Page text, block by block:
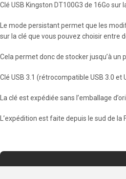
Clé USB Kingston DT100G3 de 16Go
Le mode persistant permet que les
sur la clé que vous pouvez choisir entre
Cela permet donc de stocker jusqu’à un
Clé USB 3.1 (rétrocompatible USB 3.0
La clé est expédiée sans l’emballage
L’expédition est faite depuis le sud de la